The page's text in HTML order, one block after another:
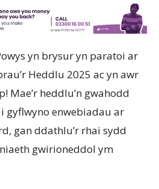
yn brysur yn paratoi ar
Heddlu 2025 ac yn awr
Mae’r heddlu’n gwahodd
gyflwyno enwebiadau ar
gan ddathlu’r rhai sydd
gwirioneddol ym